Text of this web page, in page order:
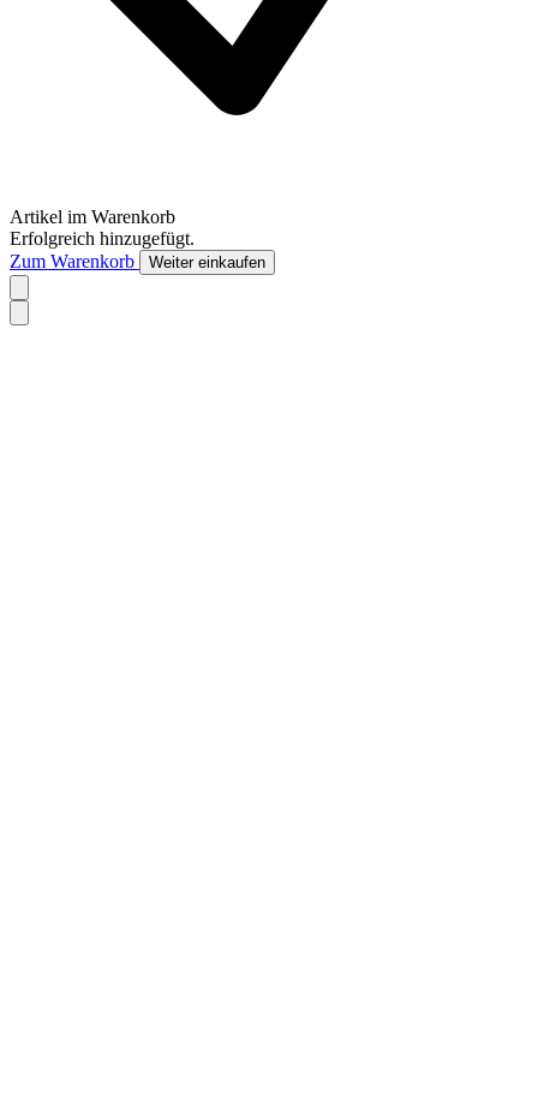
Artikel im Warenkorb
Erfolgreich hinzugefügt.
Zum Warenkorb
Weiter einkaufen